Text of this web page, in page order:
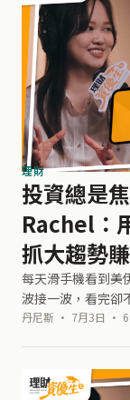
理財
投資總是
Rachel：
抓大趨勢
每天滑手機看到美
波接一波，看完卻
源，往往是因為資
丹尼斯 · 7月3日 ·